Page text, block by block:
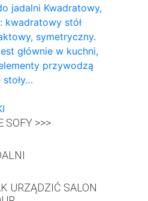
​​jadalni Kwadratowy,
kwadratowy stół
symetryczny.
głównie w kuchni,
przywodzą
stoły…
SOFY >>>
URZĄDZIĆ SALON